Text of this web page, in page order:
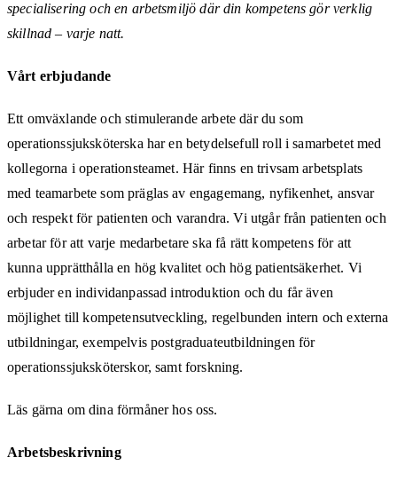
specialisering och en arbetsmiljö där din kompetens gör verklig
skillnad – varje natt.
Vårt erbjudande
Ett omväxlande och stimulerande arbete där du som
operationssjuksköterska har en betydelsefull roll i samarbetet med
kollegorna i operationsteamet. Här finns en trivsam arbetsplats
med teamarbete som präglas av engagemang, nyfikenhet, ansvar
och respekt för patienten och varandra. Vi utgår från patienten och
arbetar för att varje medarbetare ska få rätt kompetens för att
kunna upprätthålla en hög kvalitet och hög patientsäkerhet. Vi
erbjuder en individanpassad introduktion och du får även
möjlighet till kompetensutveckling, regelbunden intern och externa
utbildningar, exempelvis postgraduateutbildningen för
operationssjuksköterskor, samt forskning.
Läs gärna om dina förmåner hos oss.
Arbetsbeskrivning